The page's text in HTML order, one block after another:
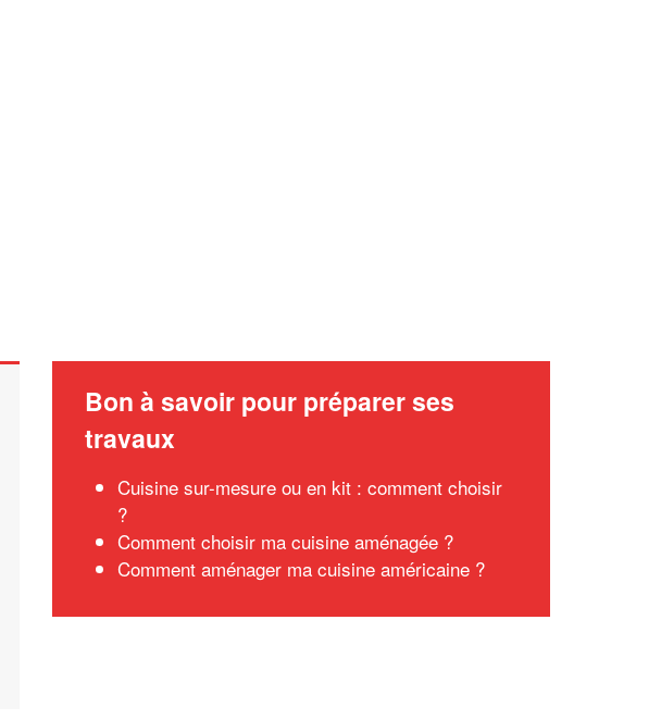
Bon à savoir pour préparer ses
travaux
Cuisine sur-mesure ou en kit : comment choisir
?
Comment choisir ma cuisine aménagée ?
Comment aménager ma cuisine américaine ?